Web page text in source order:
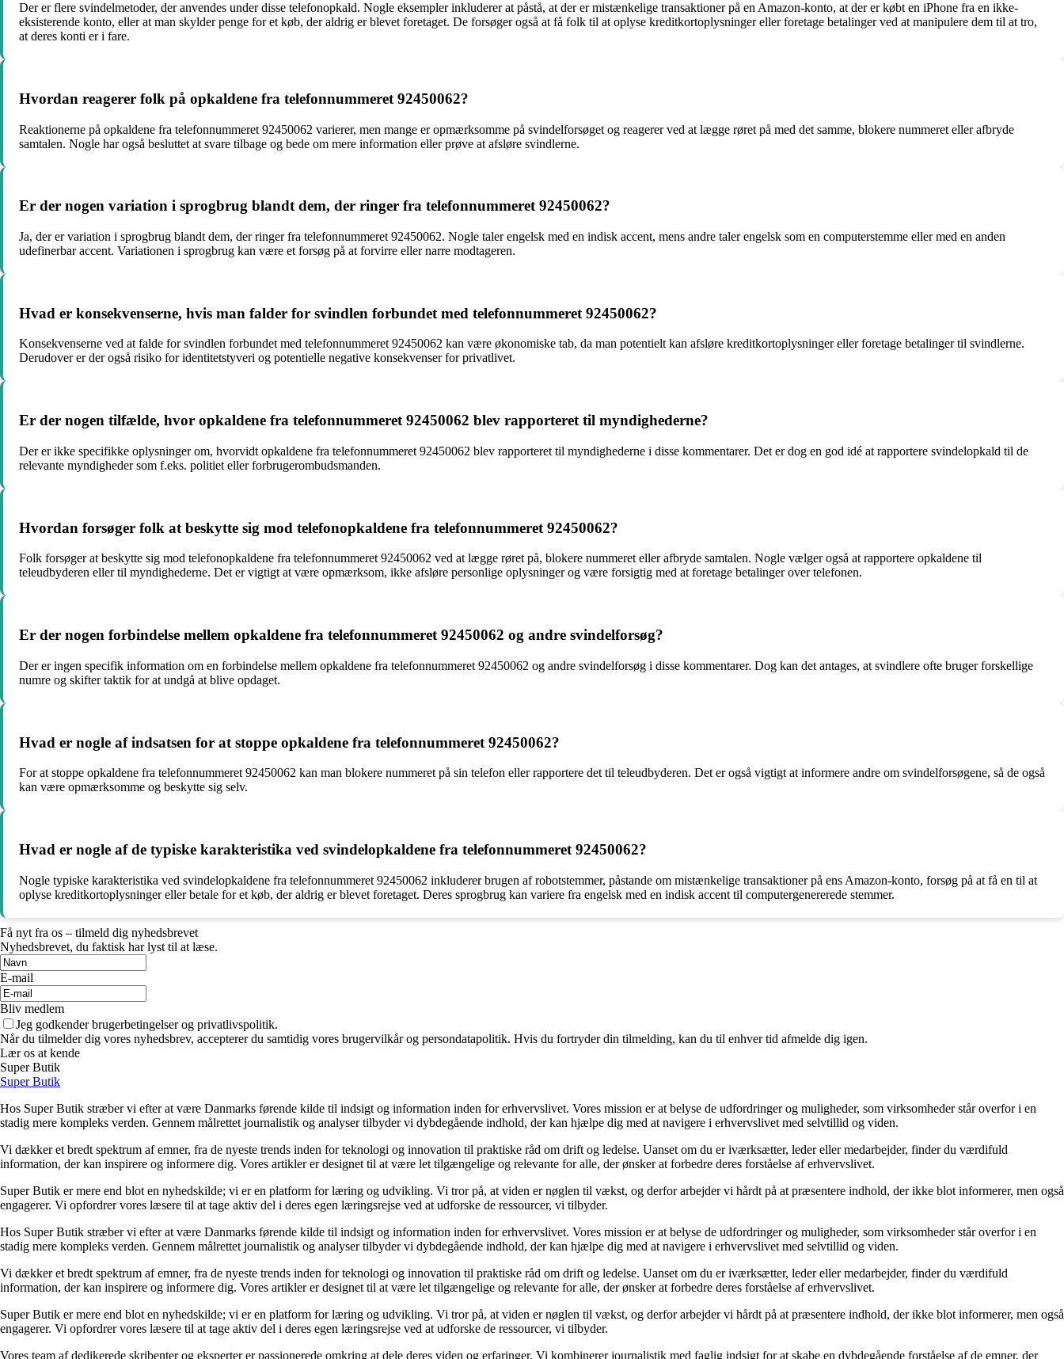
Der er flere svindelmetoder, der anvendes under disse telefonopkald. Nogle eksempler inkluderer at påstå, at der er mistænkelige transaktioner på en Amazon-konto, at der er købt en iPhone fra en ikke-
eksisterende konto, eller at man skylder penge for et køb, der aldrig er blevet foretaget. De forsøger også at få folk til at oplyse kreditkortoplysninger eller foretage betalinger ved at manipulere dem til at tro,
at deres konti er i fare.
Hvordan reagerer folk på opkaldene fra telefonnummeret 92450062?
Reaktionerne på opkaldene fra telefonnummeret 92450062 varierer, men mange er opmærksomme på svindelforsøget og reagerer ved at lægge røret på med det samme, blokere nummeret eller afbryde
samtalen. Nogle har også besluttet at svare tilbage og bede om mere information eller prøve at afsløre svindlerne.
Er der nogen variation i sprogbrug blandt dem, der ringer fra telefonnummeret 92450062?
Ja, der er variation i sprogbrug blandt dem, der ringer fra telefonnummeret 92450062. Nogle taler engelsk med en indisk accent, mens andre taler engelsk som en computerstemme eller med en anden
udefinerbar accent. Variationen i sprogbrug kan være et forsøg på at forvirre eller narre modtageren.
Hvad er konsekvenserne, hvis man falder for svindlen forbundet med telefonnummeret 92450062?
Konsekvenserne ved at falde for svindlen forbundet med telefonnummeret 92450062 kan være økonomiske tab, da man potentielt kan afsløre kreditkortoplysninger eller foretage betalinger til svindlerne.
Derudover er der også risiko for identitetstyveri og potentielle negative konsekvenser for privatlivet.
Er der nogen tilfælde, hvor opkaldene fra telefonnummeret 92450062 blev rapporteret til myndighederne?
Der er ikke specifikke oplysninger om, hvorvidt opkaldene fra telefonnummeret 92450062 blev rapporteret til myndighederne i disse kommentarer. Det er dog en god idé at rapportere svindelopkald til de
relevante myndigheder som f.eks. politiet eller forbrugerombudsmanden.
Hvordan forsøger folk at beskytte sig mod telefonopkaldene fra telefonnummeret 92450062?
Folk forsøger at beskytte sig mod telefonopkaldene fra telefonnummeret 92450062 ved at lægge røret på, blokere nummeret eller afbryde samtalen. Nogle vælger også at rapportere opkaldene til
teleudbyderen eller til myndighederne. Det er vigtigt at være opmærksom, ikke afsløre personlige oplysninger og være forsigtig med at foretage betalinger over telefonen.
Er der nogen forbindelse mellem opkaldene fra telefonnummeret 92450062 og andre svindelforsøg?
Der er ingen specifik information om en forbindelse mellem opkaldene fra telefonnummeret 92450062 og andre svindelforsøg i disse kommentarer. Dog kan det antages, at svindlere ofte bruger forskellige
numre og skifter taktik for at undgå at blive opdaget.
Hvad er nogle af indsatsen for at stoppe opkaldene fra telefonnummeret 92450062?
For at stoppe opkaldene fra telefonnummeret 92450062 kan man blokere nummeret på sin telefon eller rapportere det til teleudbyderen. Det er også vigtigt at informere andre om svindelforsøgene, så de også
kan være opmærksomme og beskytte sig selv.
Hvad er nogle af de typiske karakteristika ved svindelopkaldene fra telefonnummeret 92450062?
Nogle typiske karakteristika ved svindelopkaldene fra telefonnummeret 92450062 inkluderer brugen af robotstemmer, påstande om mistænkelige transaktioner på ens Amazon-konto, forsøg på at få en til at
oplyse kreditkortoplysninger eller betale for et køb, der aldrig er blevet foretaget. Deres sprogbrug kan variere fra engelsk med en indisk accent til computergenererede stemmer.
Få nyt fra os – tilmeld dig nyhedsbrevet
Nyhedsbrevet, du faktisk har lyst til at læse.
E-mail
Bliv medlem
Jeg godkender brugerbetingelser og privatlivspolitik.
Når du tilmelder dig vores nyhedsbrev, accepterer du samtidig vores brugervilkår og persondatapolitik. Hvis du fortryder din tilmelding, kan du til enhver tid afmelde dig igen.
Lær os at kende
Super Butik
Super Butik
Hos Super Butik stræber vi efter at være Danmarks førende kilde til indsigt og information inden for erhvervslivet. Vores mission er at belyse de udfordringer og muligheder, som virksomheder står overfor i en
stadig mere kompleks verden. Gennem målrettet journalistik og analyser tilbyder vi dybdegående indhold, der kan hjælpe dig med at navigere i erhvervslivet med selvtillid og viden.
Vi dækker et bredt spektrum af emner, fra de nyeste trends inden for teknologi og innovation til praktiske råd om drift og ledelse. Uanset om du er iværksætter, leder eller medarbejder, finder du værdifuld
information, der kan inspirere og informere dig. Vores artikler er designet til at være let tilgængelige og relevante for alle, der ønsker at forbedre deres forståelse af erhvervslivet.
Super Butik er mere end blot en nyhedskilde; vi er en platform for læring og udvikling. Vi tror på, at viden er nøglen til vækst, og derfor arbejder vi hårdt på at præsentere indhold, der ikke blot informerer, men også
engagerer. Vi opfordrer vores læsere til at tage aktiv del i deres egen læringsrejse ved at udforske de ressourcer, vi tilbyder.
Hos Super Butik stræber vi efter at være Danmarks førende kilde til indsigt og information inden for erhvervslivet. Vores mission er at belyse de udfordringer og muligheder, som virksomheder står overfor i en
stadig mere kompleks verden. Gennem målrettet journalistik og analyser tilbyder vi dybdegående indhold, der kan hjælpe dig med at navigere i erhvervslivet med selvtillid og viden.
Vi dækker et bredt spektrum af emner, fra de nyeste trends inden for teknologi og innovation til praktiske råd om drift og ledelse. Uanset om du er iværksætter, leder eller medarbejder, finder du værdifuld
information, der kan inspirere og informere dig. Vores artikler er designet til at være let tilgængelige og relevante for alle, der ønsker at forbedre deres forståelse af erhvervslivet.
Super Butik er mere end blot en nyhedskilde; vi er en platform for læring og udvikling. Vi tror på, at viden er nøglen til vækst, og derfor arbejder vi hårdt på at præsentere indhold, der ikke blot informerer, men også
engagerer. Vi opfordrer vores læsere til at tage aktiv del i deres egen læringsrejse ved at udforske de ressourcer, vi tilbyder.
Vores team af dedikerede skribenter og eksperter er passionerede omkring at dele deres viden og erfaringer. Vi kombinerer journalistik med faglig indsigt for at skabe en dybdegående forståelse af de emner, der